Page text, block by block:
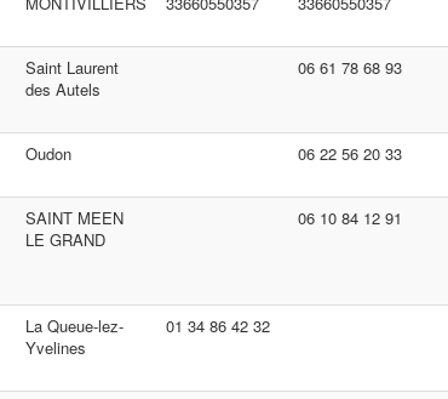
Saint Laurent
des Autels
06 61 78 68 93
Oudon 06 22 56 20 33
SAINT MEEN
LE GRAND
06 10 84 12 91
La Queue-lez-
Yvelines
01 34 86 42 32